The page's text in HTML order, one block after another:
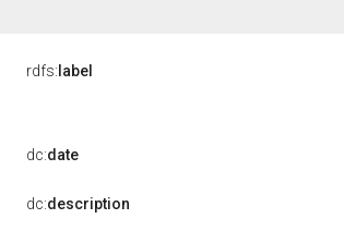
rdfs: label
dc:date
dc:description